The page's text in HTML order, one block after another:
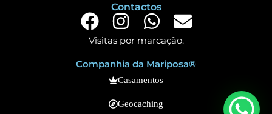
Contactos
Visitas por marcação.
Companhia da Mariposa®
Casamentos
Geocaching